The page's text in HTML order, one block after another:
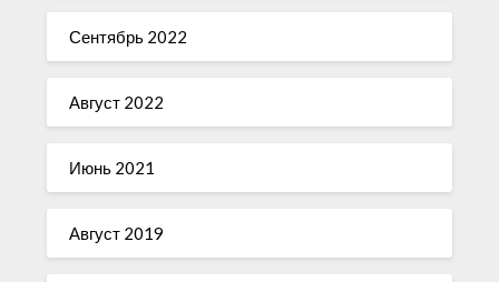
Сентябрь 2022
Август 2022
Июнь 2021
Август 2019